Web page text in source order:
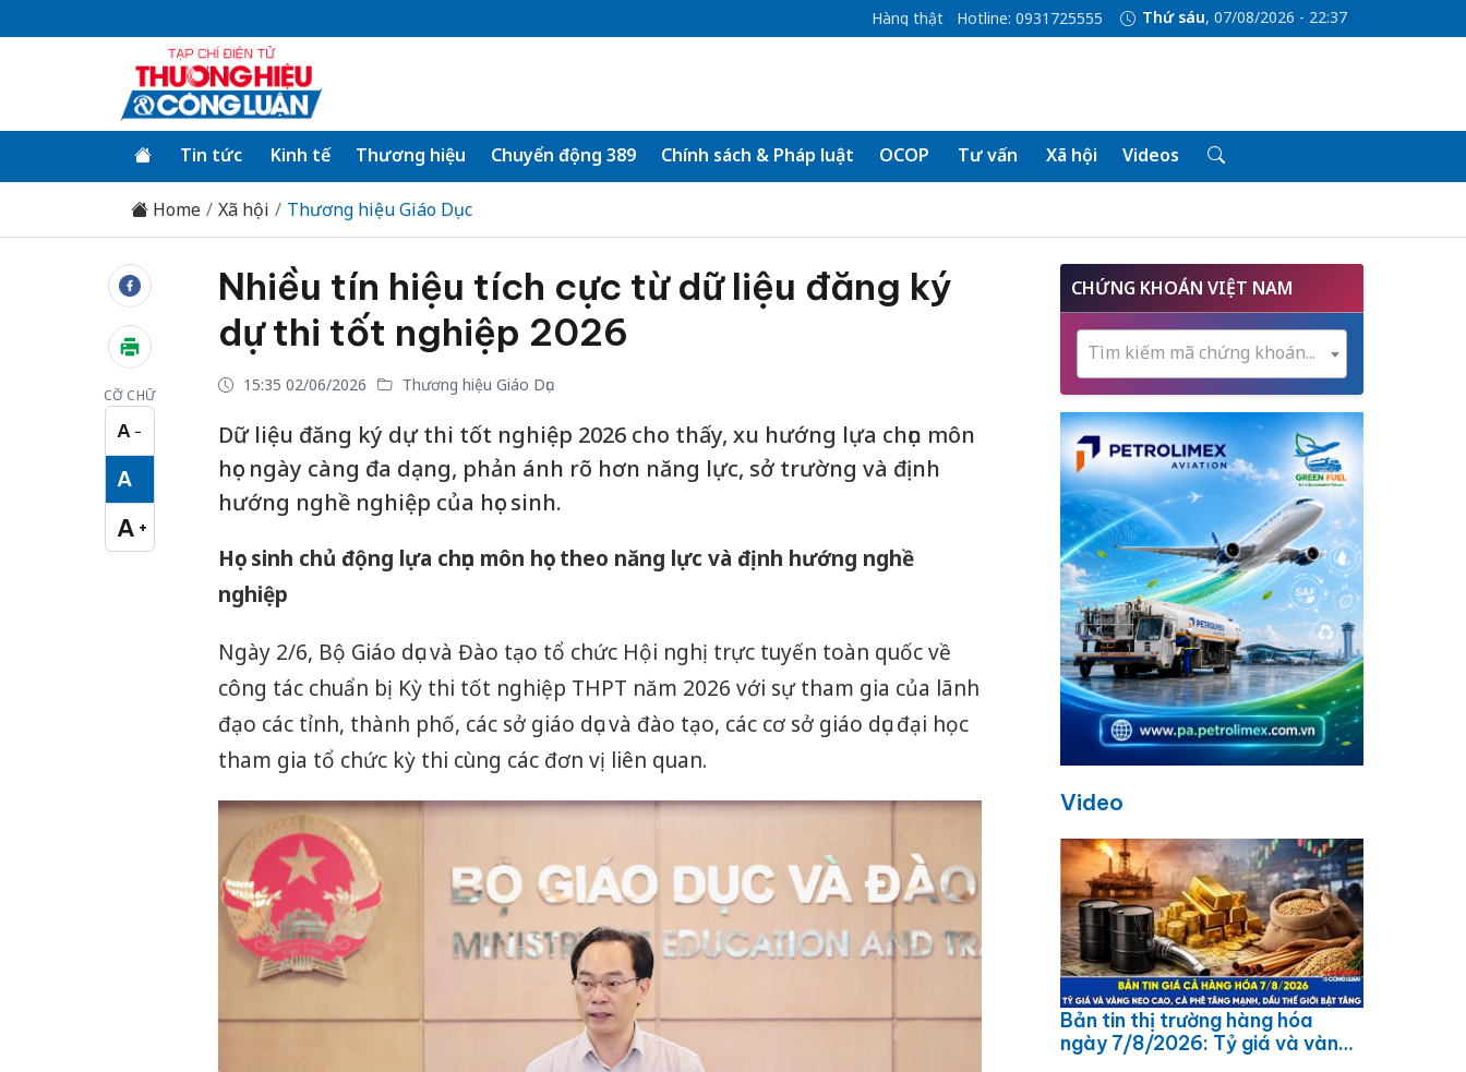
Hàng thật Hotline: 0931725555 Thứ sáu, 07/08/2026 - 22:37
Tin tức Kinh tế Thương hiệu Chuyển động 389 Chính sách & Pháp luật OCOP Tư vấn Xã hội Videos
Home Xã hội Thương hiệu Giáo Dục
CỠ CHỮ
A −
Cỡ chữ nhỏ
A
Cỡ chữ vừa
A +
Cỡ chữ lớn
Nhiều tín hiệu tích cực từ dữ liệu đăng ký
dự thi tốt nghiệp 2026
15:35 02/06/2026 Thương hiệu Giáo Dục
Dữ liệu đăng ký dự thi tốt nghiệp 2026 cho thấy, xu hướng lựa chọn môn
học ngày càng đa dạng, phản ánh rõ hơn năng lực, sở trường và định
hướng nghề nghiệp của học sinh.
Học sinh chủ động lựa chọn môn học theo năng lực và định hướng nghề
nghiệp
Ngày 2/6, Bộ Giáo dục và Đào tạo tổ chức Hội nghị trực tuyến toàn quốc về
công tác chuẩn bị Kỳ thi tốt nghiệp THPT năm 2026 với sự tham gia của lãnh
đạo các tỉnh, thành phố, các sở giáo dục và đào tạo, các cơ sở giáo dục đại học
tham gia tổ chức kỳ thi cùng các đơn vị liên quan.
CHỨNG KHOÁN VIỆT NAM
Tìm kiếm mã chứng khoán...
Video
Bản tin thị trường hàng hóa
ngày 7/8/2026: Tỷ giá và vàng